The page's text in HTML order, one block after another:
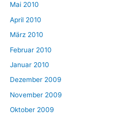
Mai 2010
April 2010
März 2010
Februar 2010
Januar 2010
Dezember 2009
November 2009
Oktober 2009